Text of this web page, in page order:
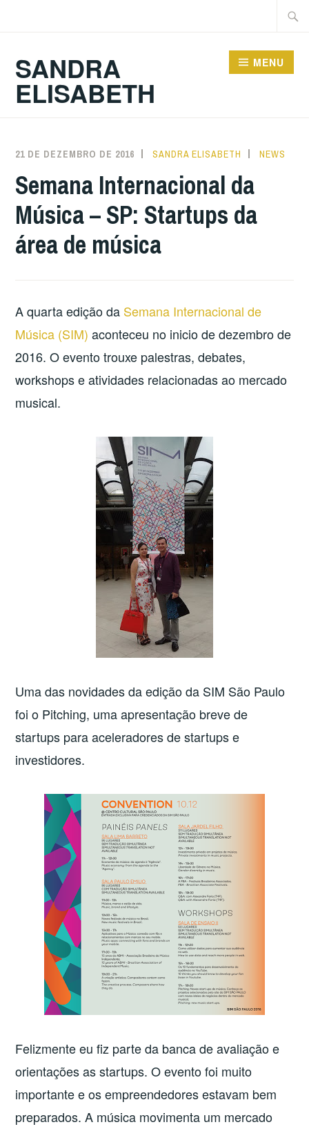
SANDRA
ELISABETH
MENU
21 DE DEZEMBRO DE 2016 SANDRA ELISABETH NEWS
Semana Internacional da
Música – SP: Startups da
área de música
A quarta edição da Semana Internacional de
Música (SIM) aconteceu no inicio de dezembro de
2016. O evento trouxe palestras, debates,
workshops e atividades relacionadas ao mercado
musical.
Uma das novidades da edição da SIM São Paulo
foi o Pitching, uma apresentação breve de
startups para aceleradores de startups e
investidores.
Felizmente eu fiz parte da banca de avaliação e
orientações as startups. O evento foi muito
importante e os empreendedores estavam bem
preparados. A música movimenta um mercado